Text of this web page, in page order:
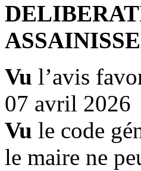
Vu l’avis
07 avril 2026
Vu le code
le maire ne